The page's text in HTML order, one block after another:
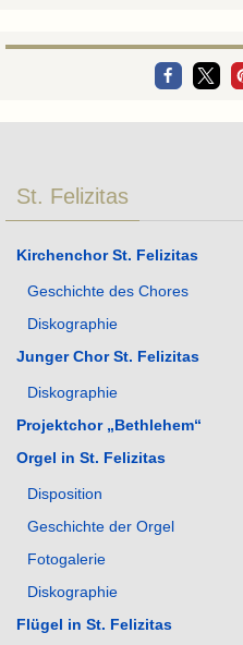
St. Felizitas
Kirchenchor St. Felizitas
Geschichte des Chores
Diskographie
Junger Chor St. Felizitas
Diskographie
Projektchor „Bethlehem“
Orgel in St. Felizitas
Disposition
Geschichte der Orgel
Fotogalerie
Diskographie
Flügel in St. Felizitas